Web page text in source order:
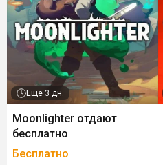
Ещё 3 дн.
Moonlighter отдают
бесплатно
Бесплатно